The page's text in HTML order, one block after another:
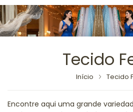
Tecido
Início Tecido
Encontre aqui uma grande